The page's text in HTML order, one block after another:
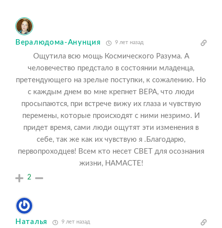
Вералюдома-Анунция 9 лет назад
Ощутила всю мощь Космического Разума. А
человечество предстало в состоянии младенца,
претендующего на зрелые поступки, к сожалению. Но
с каждым днем во мне крепнет ВЕРА, что люди
просыпаются, при встрече вижу их глаза и чувствую
перемены, которые происходят с ними незримо. И
придет время, сами люди ощутят эти изменения в
себе, так же как их чувствую я .Благодарю,
первопроходцев! Всем кто несет СВЕТ для осознания
жизни, НАМАСТЕ!
2
Наталья 9 лет назад